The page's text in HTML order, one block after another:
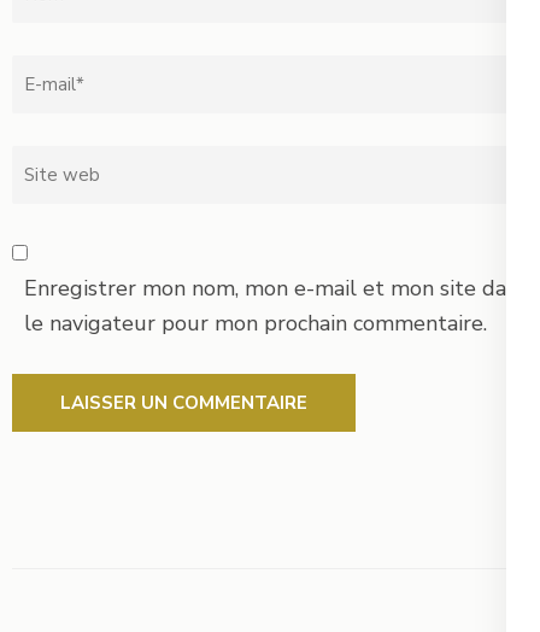
Email *
Site
Enregistrer mon nom, mon e-mail et mon site dans
le navigateur pour mon prochain commentaire.